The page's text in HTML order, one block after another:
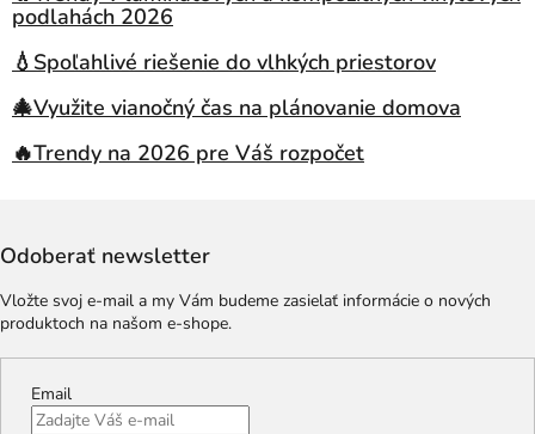
podlahách 2026
💧Spoľahlivé riešenie do vlhkých priestorov
🎄Využite vianočný čas na plánovanie domova
🔥Trendy na 2026 pre Váš rozpočet
Odoberať newsletter
Vložte svoj e-mail a my Vám budeme zasielať informácie o nových
produktoch na našom e-shope.
Email